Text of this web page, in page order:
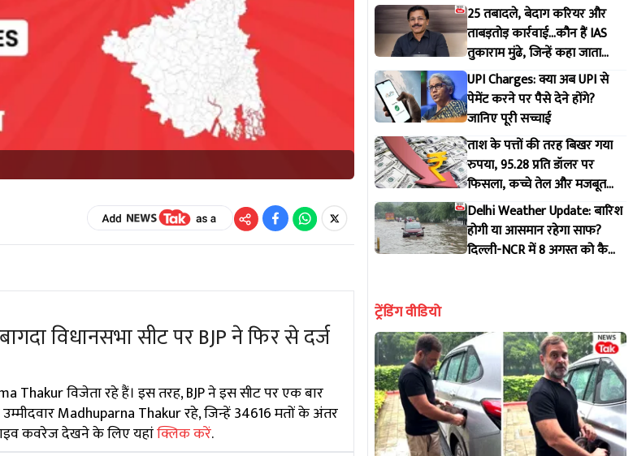
विधानसभा सीट पर BJP ने फिर से दर्ज
Thakur विजेता रहे हैं। इस तरह, BJP ने इस सीट पर एक बार
Madhuparna Thakur रहे, जिन्हें 34616 मतों के अंतर
कवरेज देखने के लिए यहांक्लिक करें.
25 तबादले, बेदाग करियर और
ताबड़तोड़ कार्रवाई...कौन हैं IAS
तुकाराम मुंढे, जिन्हें कहा जाता
महाराष्ट्र FDA का 'सिंघम'
UPI Charges: क्या अब UPI से
पेमेंट करने पर पैसे देने होंगे?
जानिए पूरी सच्चाई
ताश के पत्तों की तरह बिखर गया
रुपया, 95.28 प्रति डॉलर पर
फिसला, कच्चे तेल और मजबूत
डॉलर से दबाव, पूरी डिटेल
Delhi Weather Update: बारिश
होगी या आसमान रहेगा साफ?
दिल्ली-NCR में 8 अगस्त को कैसा
ट्रेंडिंग वीडियो